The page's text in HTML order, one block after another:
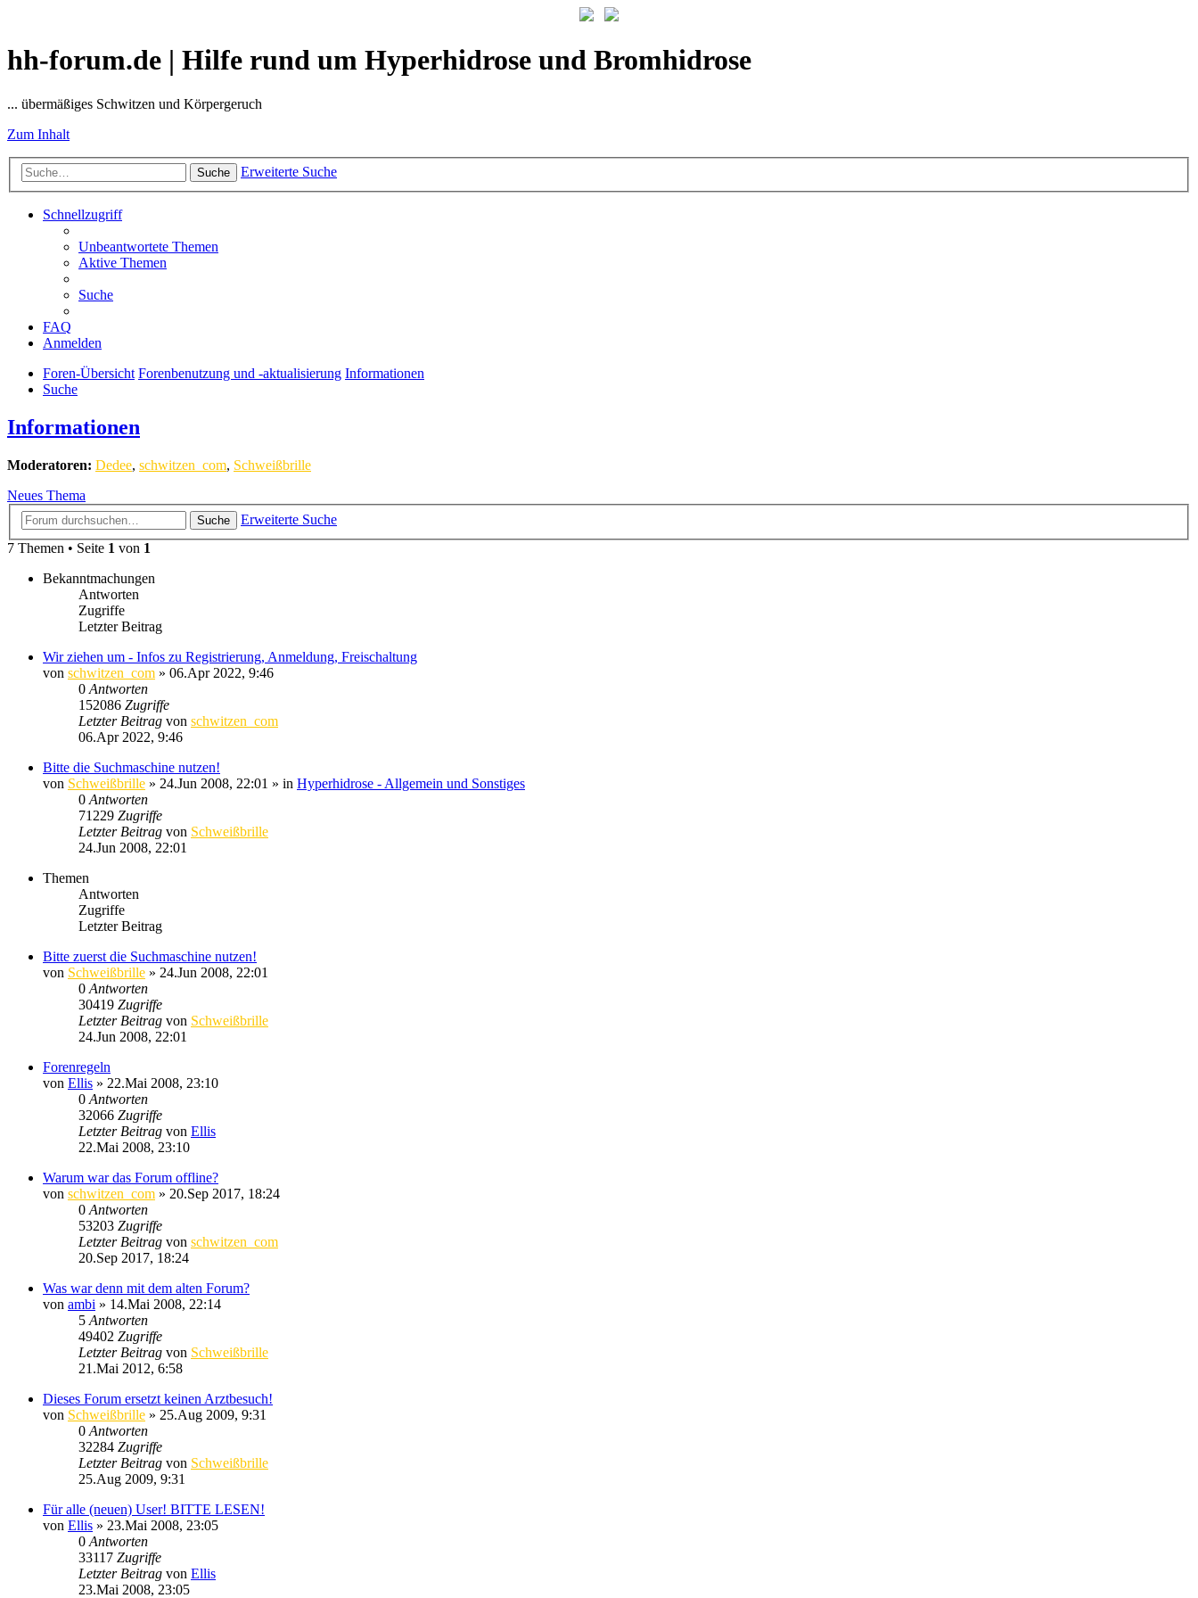
hh-forum.de | Hilfe rund um Hyperhidrose und Bromhidrose
... übermäßiges Schwitzen und Körpergeruch
Zum Inhalt
Suche Erweiterte Suche
Schnellzugriff
Unbeantwortete Themen
Aktive Themen
Suche
FAQ
Anmelden
Foren-Übersicht Forenbenutzung und -aktualisierung Informationen
Suche
Informationen
Moderatoren: Dedee, schwitzen_com, Schweißbrille
Neues Thema
Suche
Erweiterte Suche
7 Themen • Seite 1 von 1
Bekanntmachungen
Antworten
Zugriffe
Letzter Beitrag
Wir ziehen um - Infos zu Registrierung, Anmeldung, Freischaltung
von schwitzen_com » 06.Apr 2022, 9:46
0 Antworten
152086 Zugriffe
Letzter Beitrag von schwitzen_com
06.Apr 2022, 9:46
Bitte die Suchmaschine nutzen!
von Schweißbrille » 24.Jun 2008, 22:01 » in Hyperhidrose - Allgemein und Sonstiges
0 Antworten
71229 Zugriffe
Letzter Beitrag von Schweißbrille
24.Jun 2008, 22:01
Themen
Antworten
Zugriffe
Letzter Beitrag
Bitte zuerst die Suchmaschine nutzen!
von Schweißbrille » 24.Jun 2008, 22:01
0 Antworten
30419 Zugriffe
Letzter Beitrag von Schweißbrille
24.Jun 2008, 22:01
Forenregeln
von Ellis » 22.Mai 2008, 23:10
0 Antworten
32066 Zugriffe
Letzter Beitrag von Ellis
22.Mai 2008, 23:10
Warum war das Forum offline?
von schwitzen_com » 20.Sep 2017, 18:24
0 Antworten
53203 Zugriffe
Letzter Beitrag von schwitzen_com
20.Sep 2017, 18:24
Was war denn mit dem alten Forum?
von ambi » 14.Mai 2008, 22:14
5 Antworten
49402 Zugriffe
Letzter Beitrag von Schweißbrille
21.Mai 2012, 6:58
Dieses Forum ersetzt keinen Arztbesuch!
von Schweißbrille » 25.Aug 2009, 9:31
0 Antworten
32284 Zugriffe
Letzter Beitrag von Schweißbrille
25.Aug 2009, 9:31
Für alle (neuen) User! BITTE LESEN!
von Ellis » 23.Mai 2008, 23:05
0 Antworten
33117 Zugriffe
Letzter Beitrag von Ellis
23.Mai 2008, 23:05